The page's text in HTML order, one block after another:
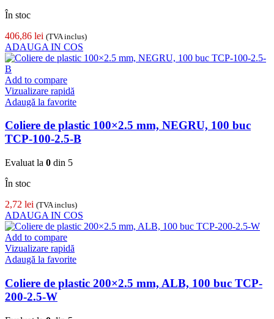
În stoc
406,86 lei (TVA inclus)
ADAUGA IN COS
Add to compare
Vizualizare rapidă
Adaugă la favorite
Coliere de plastic 100×2.5 mm, NEGRU, 100 buc
TCP-100-2.5-B
Evaluat la 0 din 5
În stoc
2,72 lei (TVA inclus)
ADAUGA IN COS
Add to compare
Vizualizare rapidă
Adaugă la favorite
Coliere de plastic 200×2.5 mm, ALB, 100 buc TCP-
200-2.5-W